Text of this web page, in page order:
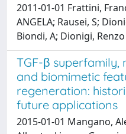
2011-01-01 Frattini,
ANGELA; Rausei, S;
Biondi, A; Dionigi, Renzo
TGF-β superfamily,
and biomimetic
regeneration:
future applications
2015-01-01 Mangano,